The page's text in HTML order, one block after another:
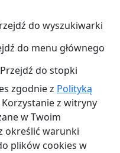
do wyszukiwarki
do menu głównego
Przejdź do stopki
zgodnie z Polityką
z witryny
w Twoim
określić warunki
plików cookies w